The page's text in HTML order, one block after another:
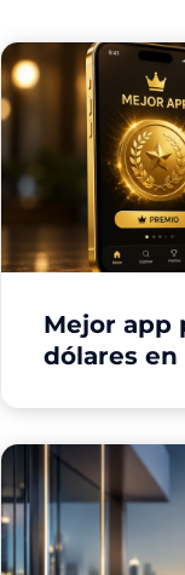
Mejor app
dólares en